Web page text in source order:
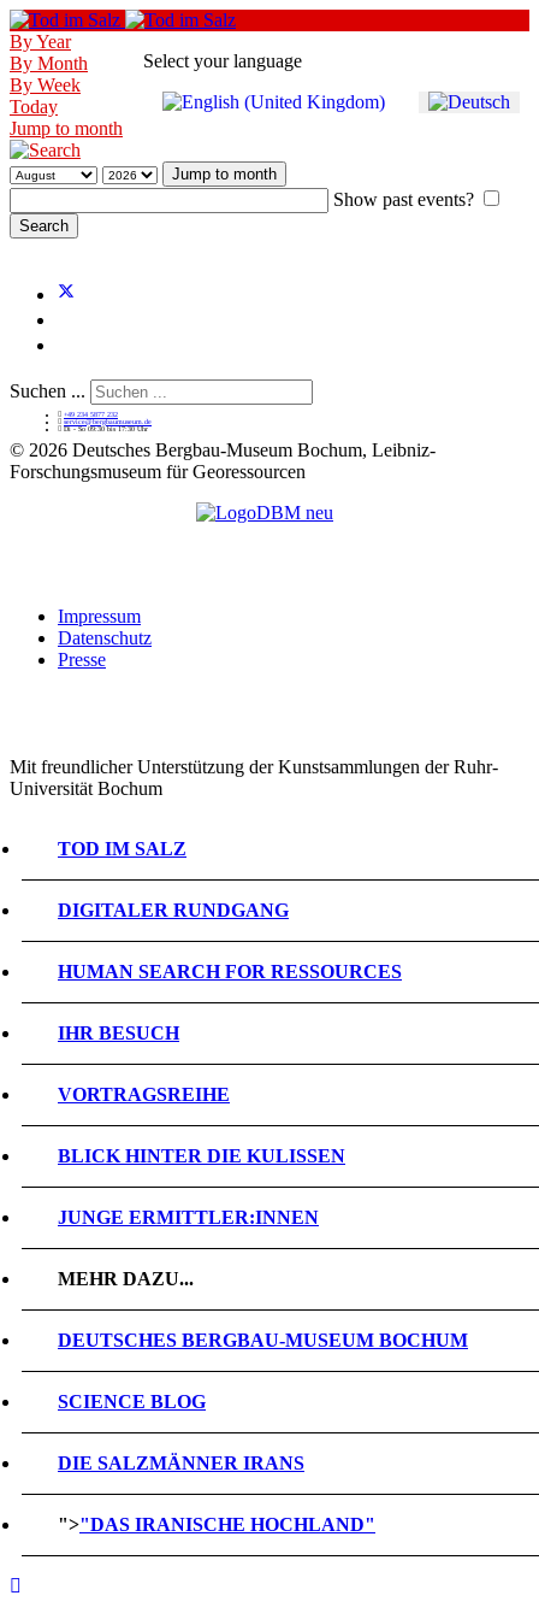
Select your language
By Year
By Month
By Week
Today
Jump to month
Jump to month
Show past events?
Suchen ...
+49 234 5877 232
service@bergbaumuseum.de
Di - So 09:30 bis 17:30 Uhr
© 2026 Deutsches Bergbau-Museum Bochum, Leibniz-
Forschungsmuseum für Georessourcen
Impressum
Datenschutz
Presse
Mit freundlicher Unterstützung der Kunstsammlungen der Ruhr-
Universität Bochum
TOD IM SALZ
DIGITALER RUNDGANG
HUMAN SEARCH FOR RESSOURCES
IHR BESUCH
VORTRAGSREIHE
BLICK HINTER DIE KULISSEN
JUNGE ERMITTLER:INNEN
MEHR DAZU...
DEUTSCHES BERGBAU-MUSEUM BOCHUM
SCIENCE BLOG
DIE SALZMÄNNER IRANS
">"DAS IRANISCHE HOCHLAND"